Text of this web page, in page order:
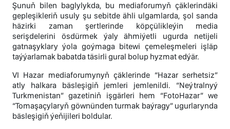
Şunuň bilen baglylykda, bu mediaforumyň çäklerindäki
gepleşikleriň usuly şu sebitde ähli ulgamlarda, şol sanda
häzirki zaman şertlerinde köpçülikleýin media
serişdelerini ösdürmek ýaly ähmiýetli ugurda netijeli
gatnaşyklary ýola goýmaga bitewi çemeleşmeleri işläp
taýýarlamak babatda täsirli gural bolup hyzmat edýär.
VI Hazar mediaforumynyň çäklerinde “Hazar serhetsiz”
atly halkara bäsleşigiň jemleri jemlenildi. “Neýtralnyý
Turkmenistan” gazetiniň işgärleri hem “FotoHazar” we
“Tomaşaçylaryň göwnünden turmak baýragy” ugurlarynda
bäsleşigiň ýeňijileri boldular.